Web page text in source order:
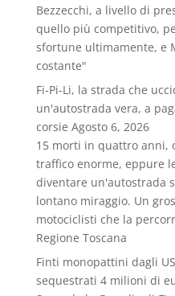
Bezzecchi, a livello di
quello più competitivo,
sfortune ultimamente, e
costante"
Fi-Pi-Li, la strada che
un'autostrada vera, a
corsie Agosto 6, 2026
15 morti in quattro anni,
traffico enorme, eppure
diventare un'autostrada
lontano miraggio. Un
motociclisti che la
Regione Toscana
Finti monopattini dagli
sequestrati 4 milioni di